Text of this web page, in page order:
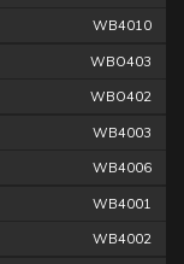
WB4010
WBO403
WBO402
WB4003
WB4006
WB4001
WB4002